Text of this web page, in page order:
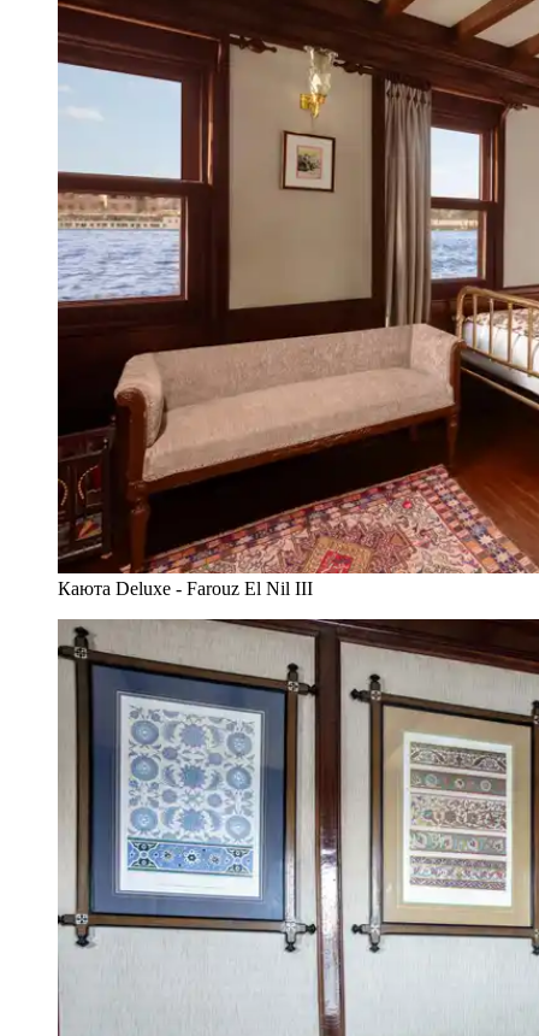
Каюта Deluxe - Farouz El Nil III